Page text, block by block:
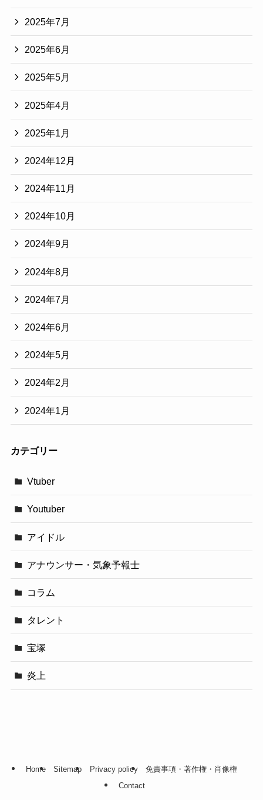
2025年7月
2025年6月
2025年5月
2025年4月
2025年1月
2024年12月
2024年11月
2024年10月
2024年9月
2024年8月
2024年7月
2024年6月
2024年5月
2024年2月
2024年1月
カテゴリー
Vtuber
Youtuber
アイドル
アナウンサー・気象予報士
コラム
タレント
宝塚
炎上
Home Sitemap Privacy policy
免責事項・著作権・肖像権
Contact